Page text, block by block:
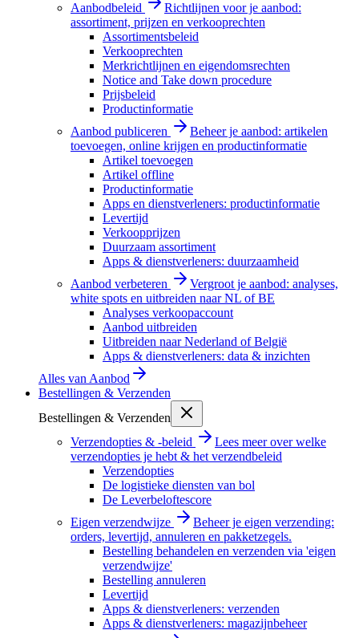
Aanbodbeleid
Richtlijnen voor je aanbod:
assortiment, prijzen en verkooprechten
Assortimentsbeleid
Verkooprechten
Merkrichtlijnen en eigendomsrechten
Notice and Take down procedure
Prijsbeleid
Productinformatie
Aanbod publiceren
Beheer je aanbod: artikelen
toevoegen, online krijgen en productinformatie
Artikel toevoegen
Artikel offline
Productinformatie
Apps en dienstverleners: productinformatie
Levertijd
Verkoopprijzen
Duurzaam assortiment
Apps & dienstverleners: duurzaamheid
Aanbod verbeteren
Vergroot je aanbod: analyses,
white spots en uitbreiden naar NL of BE
Analyses verkoopaccount
Aanbod uitbreiden
Uitbreiden naar Nederland of België
Apps & dienstverleners: data & inzichten
Alles van Aanbod
Bestellingen & Verzenden
Bestellingen & Verzenden
Verzendopties & -beleid
Lees meer over welke
verzendopties je hebt & het verzendbeleid
Verzendopties
De logistieke diensten van bol
De Leverbeloftescore
Eigen verzendwijze
Beheer je eigen verzending:
orders, levertijd, annuleren en pakketzegels.
Bestelling behandelen en verzenden via 'eigen
verzendwijze'
Bestelling annuleren
Levertijd
Apps & dienstverleners: verzenden
Apps & dienstverleners: magazijnbeheer